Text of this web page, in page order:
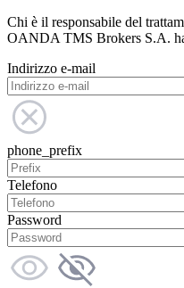
Chi è il responsabile del
OANDA TMS Brokers S.A.
Indirizzo e-mail
phone_prefix
Telefono
Password